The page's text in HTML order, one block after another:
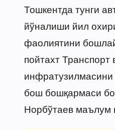
Тошкентда тунги
йўналиши йил
фаолиятини
пойтахт Транспорт
бош бошқармаси
Норбўтаев маълум